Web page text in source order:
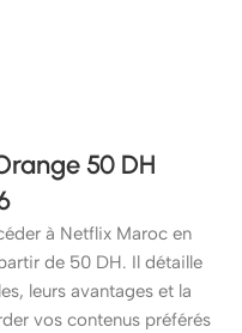
50 DH
à Netflix Maroc en
de 50 DH. Il détaille
leurs avantages et la
vos contenus préférés